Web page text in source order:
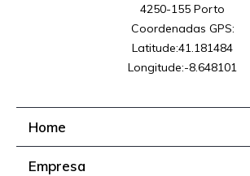
4250-155 Porto
Coordenadas GPS:
Latitude:41.181484
Longitude:-8.648101
Home
Empresa